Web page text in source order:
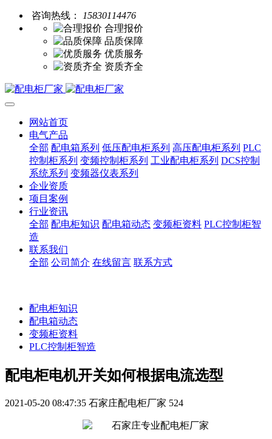
咨询热线：
15830114476
合理报价
品质保障
优质服务
资质齐全
网站首页
电气产品
全部 配电箱系列 低压配电柜系列 高压配电柜系列 PLC
控制柜系列 变频控制柜系列 工业配电柜系列 DCS控制
系统系列 变频器仪表系列
企业资质
项目案例
行业资讯
全部 配电柜知识 配电箱动态 变频柜资料 PLC控制柜智
造
联系我们
全部 公司简介 在线留言 联系方式
配电柜知识
配电箱动态
变频柜资料
PLC控制柜智造
配电柜电机开关如何根据电流选型
2021-05-20 08:47:35 石家庄配电柜厂家 524